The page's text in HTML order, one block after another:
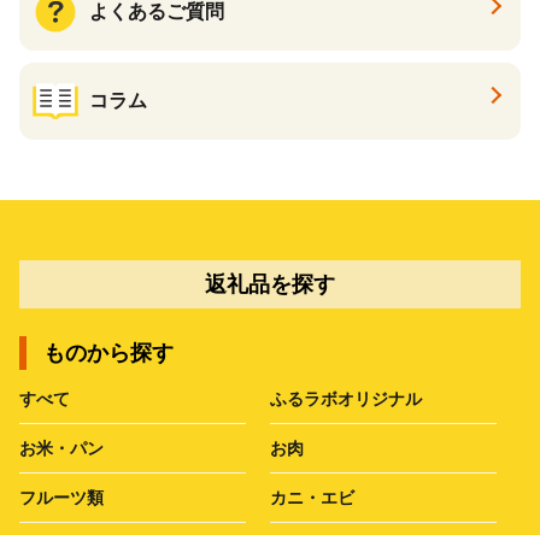
よくあるご質問
コラム
返礼品を探す
ものから探す
すべて ふるラボオリジナル
お米・パン お肉
フルーツ類 カニ・エビ